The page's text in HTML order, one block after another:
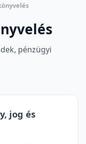
pénzügyi
jog és